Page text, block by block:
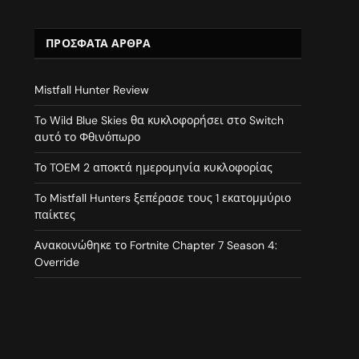
ΠΡΌΣΦΑΤΑ ΆΡΘΡΑ
Mistfall Hunter Review
To Wild Blue Skies θα κυκλοφορήσει στο Switch
αυτό το Φθινόπωρο
Το TOEM 2 αποκτά ημερομηνία κυκλοφορίας
To Mistfall Hunters ξεπέρασε τους 1 εκατομμύριο
παίκτες
Ανακοινώθηκε το Fortnite Chapter 7 Season 4:
Override